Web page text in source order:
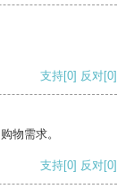
支持[0] 反对[0]
物需求。
支持[0] 反对[0]